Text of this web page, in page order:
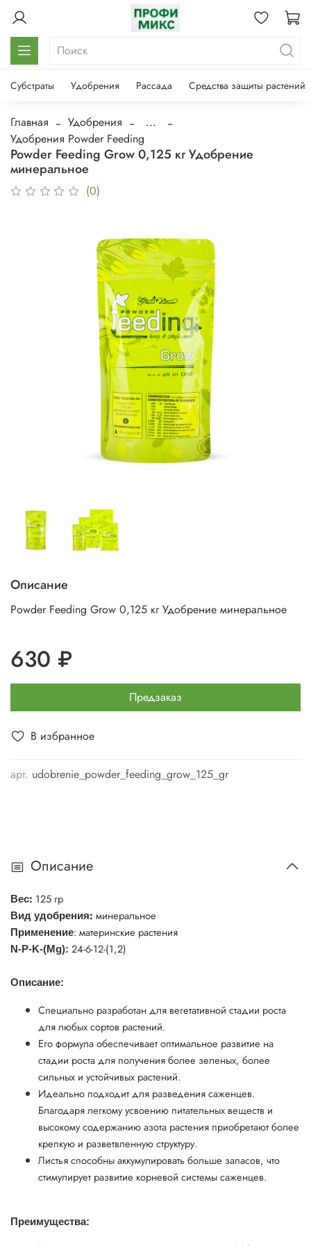
Субстраты Удобрения Рассада Средства защиты растений
Главная Удобрения
...
Удобрения Powder Feeding
Powder Feeding Grow 0,125 кг Удобрение
минеральное
(0)
В избранное
арт. udobrenie_powder_feeding_grow_125_gr
Описание
Powder Feeding Grow 0,125 кг Удобрение минеральное
630 ₽
Предзаказ
Описание
Вес: 125 гр
Вид удобрения: минеральное
Применение: материнские растения
N-P-K-(Mg): 24-6-12-(1,2)
Описание:
Специально разработан для вегетативной стадии роста
для любых сортов растений.
Его формула обеспечивает оптимальное развитие на
стадии роста для получения более зеленых, более
сильных и устойчивых растений.
Идеально подходит для разведения саженцев.
Благодаря легкому усвоению питательных веществ и
высокому содержанию азота растения приобретают более
крепкую и разветвленную структуру.
Листья способны аккумулировать больше запасов, что
стимулирует развитие корневой системы саженцев.
Преимущества: